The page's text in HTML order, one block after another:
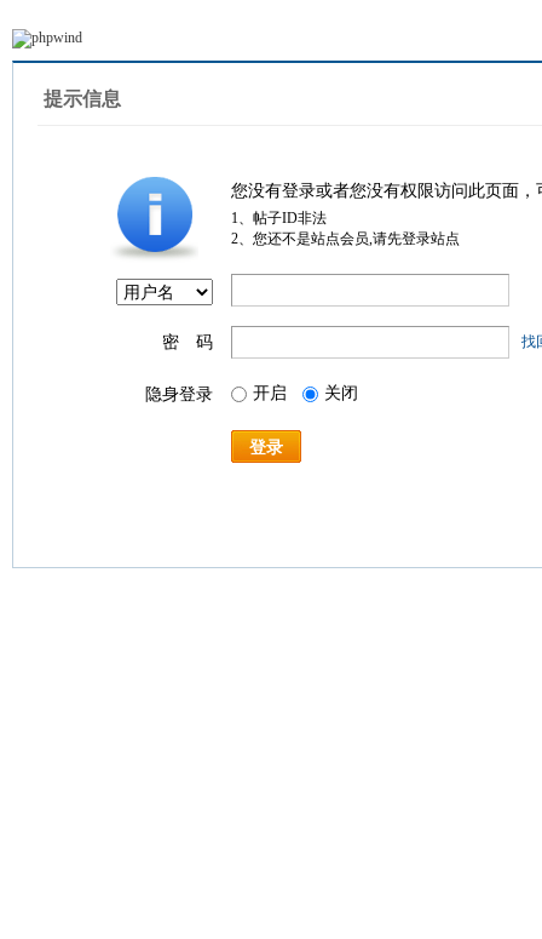
提示信息
您没有登录或者您没有权限访问此页面
1、帖子ID非法
2、您还不是站点会员,请先登录站点
密 码 找
隐身登录 开启 关闭
登录